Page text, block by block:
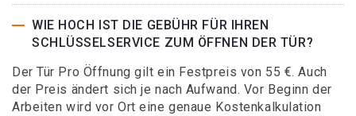
WIE HOCH IST DIE GEBÜHR FÜR IHREN
SCHLÜSSELSERVICE ZUM ÖFFNEN DER TÜR?
Der Tür Pro Öffnung gilt ein Festpreis von 55 €. Auch
der Preis ändert sich je nach Aufwand. Vor Beginn der
Arbeiten wird vor Ort eine genaue Kostenkalkulation